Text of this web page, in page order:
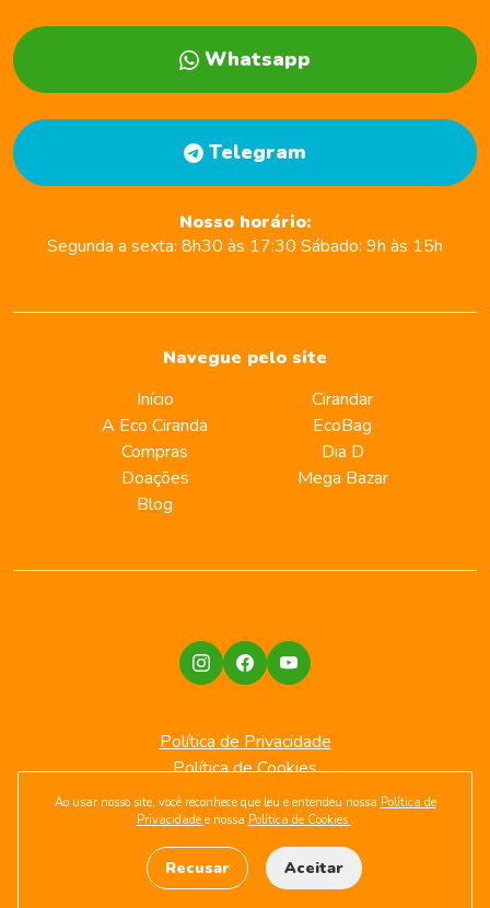
Navegue pelo site
Início
A Eco Ciranda
Compras
Doações
Blog
Cirandar
EcoBag
Dia D
Mega Bazar
Whatsapp
Telegram
Nosso horário:
Segunda a sexta: 8h30 às 17:30 Sábado: 9h às 15h
Política de Privacidade
Política de Cookies
Desenvolvido por
Agência Kombi
Ao usar nosso site, você reconhece que leu e entendeu nossa Política de
Privacidade e nossa Política de Cookies .
Recusar Aceitar